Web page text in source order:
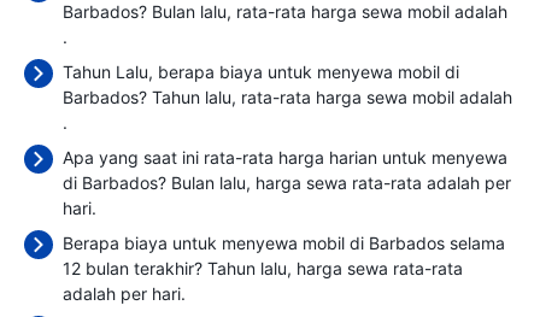
Barbados? Bulan lalu, rata-rata harga sewa mobil adalah
.
Tahun Lalu, berapa biaya untuk menyewa mobil di
Barbados? Tahun lalu, rata-rata harga sewa mobil adalah
.
Apa yang saat ini rata-rata harga harian untuk menyewa
di Barbados? Bulan lalu, harga sewa rata-rata adalah per
hari.
Berapa biaya untuk menyewa mobil di Barbados selama
12 bulan terakhir? Tahun lalu, harga sewa rata-rata
adalah per hari.